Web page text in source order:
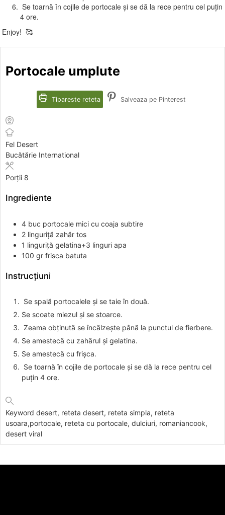
Se toarnă în cojile de portocale și se dă la rece pentru cel puțin
4 ore.
Enjoy! 🥰
Portocale umplute
Tipareste reteta Salveaza pe Pinterest
Fel Desert
Bucătărie International
Porții 8
Ingrediente
4 buc portocale mici cu coaja subtire
2 linguriță zahăr tos
1 linguriță gelatina+3 linguri apa
100 gr frisca batuta
Instrucțiuni
Se spală portocalele și se taie în două.
Se scoate miezul și se stoarce.
Zeama obținută se încălzește până la punctul de fierbere.
Se amestecă cu zahărul și gelatina.
Se amestecă cu frișca.
Se toarnă în cojile de portocale și se dă la rece pentru cel
puțin 4 ore.
Keyword desert, reteta desert, reteta simpla, reteta
usoara,portocale, reteta cu portocale, dulciuri, romaniancook,
desert viral